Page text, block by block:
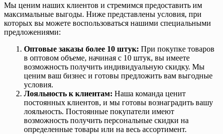
Мы ценим наших клиентов и стремимся предоставить им
максимальные выгоды. Ниже представлены условия, при
которых вы можете воспользоваться нашими специальными
предложениями:
Оптовые заказы более 10 штук: При покупке товаров
в оптовом объеме, начиная с 10 штук, вы имеете
возможность получить индивидуальную скидку. Мы
ценим ваш бизнес и готовы предложить вам выгодные
условия.
Лояльность к клиентам: Наша команда ценит
постоянных клиентов, и мы готовы вознаградить вашу
лояльность. Постоянные покупатели имеют
возможность получить персональные скидки на
определенные товары или на весь ассортимент.